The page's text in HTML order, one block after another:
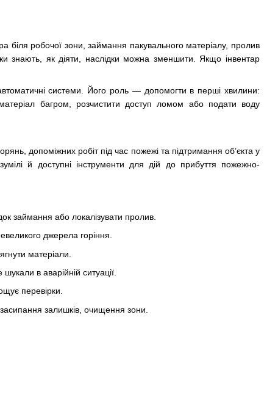
біля робочої зони, займання пакувального матеріалу, пролив
знають, як діяти, наслідки можна зменшити. Якщо інвентар
системи. Його роль — допомогти в перші хвилини:
багром, розчистити доступ ломом або подати воду
допоміжних робіт під час пожежі та підтримання об’єкта у
й доступні інструменти для дій до прибуття пожежно-
займання або локалізувати пролив.
джерела горіння.
матеріали.
в аварійній ситуації.
перевірки.
залишків, очищення зони.